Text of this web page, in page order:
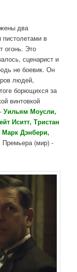
два
в
огонь. Это
сценарист и
не боевик. Он
людей,
борющихся за
винтовкой
Уильям Моусли,
Иситт, Тристан
Дэнбери,
Премьера (мир) -